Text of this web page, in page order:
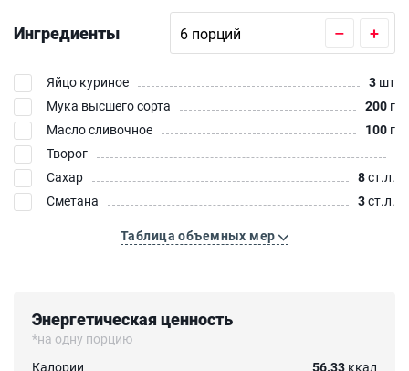
Ингредиенты – +
Яйцо куриное 3 шт
Мука высшего сорта
200 г
Масло сливочное
100 г
Творог
Сахар
8ст.л.
Сметана
3ст.л.
Таблица объемных мер
Энергетическая ценность
*на одну порцию
Калории
56.33 ккал